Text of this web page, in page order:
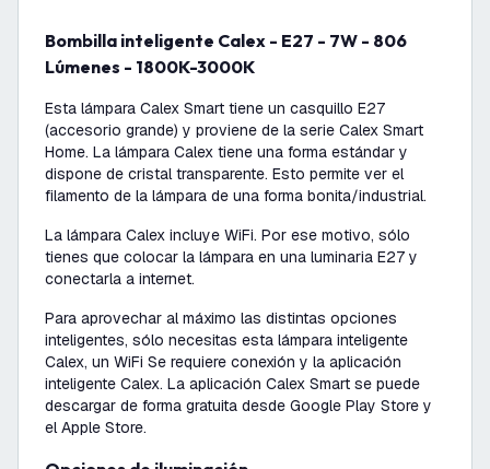
Bombilla inteligente Calex - E27 - 7W - 806
Lúmenes - 1800K-3000K
Esta lámpara Calex Smart tiene un casquillo E27
(accesorio grande) y proviene de la serie Calex Smart
Home. La lámpara Calex tiene una forma estándar y
dispone de cristal transparente. Esto permite ver el
filamento de la lámpara de una forma bonita/industrial.
La lámpara Calex incluye WiFi. Por ese motivo, sólo
tienes que colocar la lámpara en una luminaria E27 y
conectarla a internet.
Para aprovechar al máximo las distintas opciones
inteligentes, sólo necesitas esta lámpara inteligente
Calex, un WiFi Se requiere conexión y la aplicación
inteligente Calex. La aplicación Calex Smart se puede
descargar de forma gratuita desde Google Play Store y
el Apple Store.